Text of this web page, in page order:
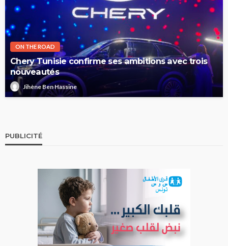
ON THE ROAD
Chery Tunisie confirme ses ambitions avec trois
nouveautés
Jihène Ben Hassine
PUBLICITÉ